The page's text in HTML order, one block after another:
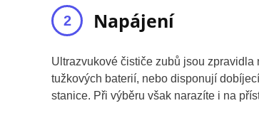
Napájení
Ultrazvukové čističe zubů jsou
tužkových baterií, nebo disponují
stanice. Při výběru však narazíte i na